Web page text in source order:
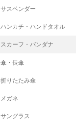
サスペンダー
ハンカチ・ハンドタオル
スカーフ・バンダナ
傘・長傘
折りたたみ傘
メガネ
サングラス